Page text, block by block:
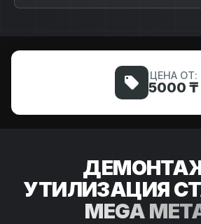
ЦЕНА ОТ:
5000 ₸
УТИЛИЗАЦИЯ
MEGA